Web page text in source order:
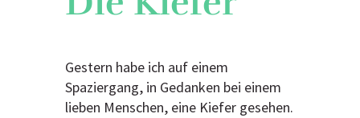
Gestern habe ich auf einem
Spaziergang, in Gedanken bei einem
lieben Menschen, eine Kiefer gesehen.